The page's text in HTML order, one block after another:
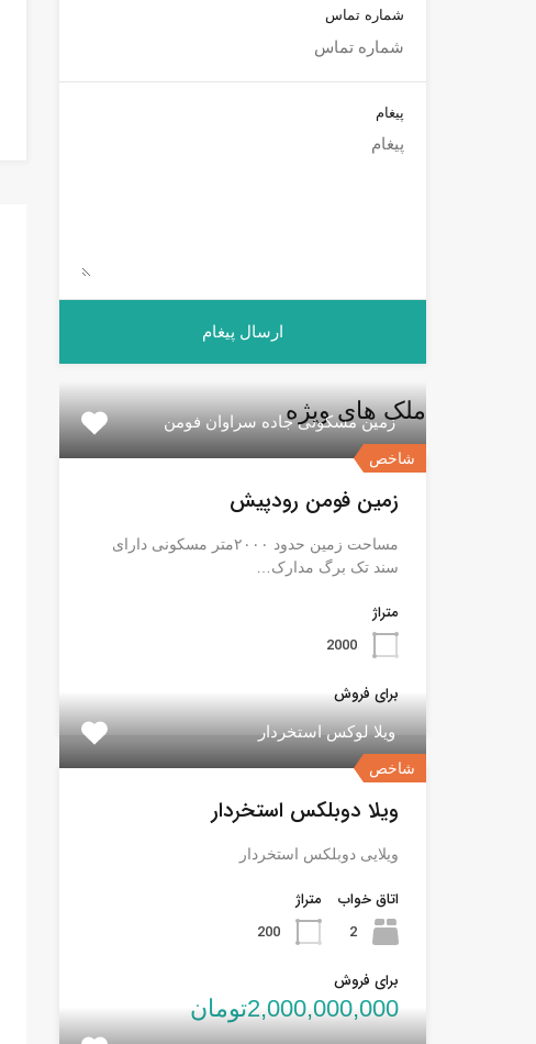
شماره تماس
پیغام
ملک های ویژه
شاخص
زمین مسکونی جاده سراوان فومن
زمین فومن رودپیش
مساحت زمین حدود ۲۰۰۰متر مسکونی دارای
سند تک برگ مدارک…
متراژ
2000
برای فروش
شاخص
ویلا لوکس استخردار
ویلا دوبلکس استخردار
ویلایی دوبلکس استخردار
اتاق خواب
2
متراژ
200
برای فروش
2,000,000,000تومان